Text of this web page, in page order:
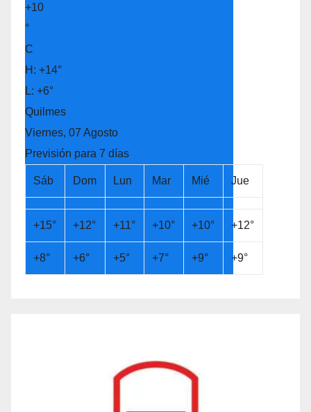
+10
°
C
H: +14°
L: +6°
Quilmes
Viernes, 07 Agosto
Previsión para 7 días
Sáb Dom Lun Mar Mié Jue
+15° +12° +11° +10° +10° +12°
+8° +6° +5° +7° +9° +9°